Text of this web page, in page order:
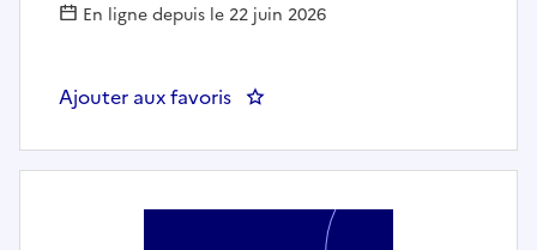
En ligne depuis le 22 juin 2026
Ajouter aux favoris : Assistant recrutement